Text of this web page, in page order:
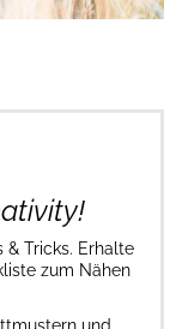
Tricks. Erhalte
zum Nähen